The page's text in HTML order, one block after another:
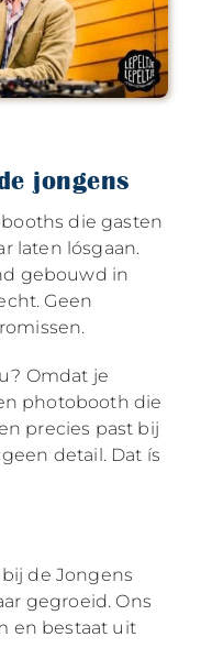
jongens
die gasten
laten lósgaan.
gebouwd in
Geen
Omdat je
photobooth die
precies past bij
detail. Dat ís
de Jongens
gegroeid. Ons
en bestaat uit